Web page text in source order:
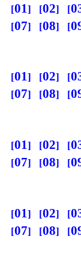
01 02
07
08
01 02
07
08
01 02
07
08
01 02
07
08